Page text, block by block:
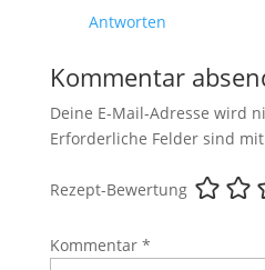
Antworten
Kommentar
Deine E-Mail-Adresse wird
Erforderliche Felder sind mit
Rezept-Bewertung
Kommentar *